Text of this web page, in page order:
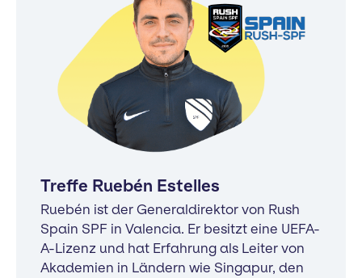
Treffe Ruebén Estelles
Ruebén ist der Generaldirektor von Rush
Spain SPF in Valencia. Er besitzt eine UEFA-
A-Lizenz und hat Erfahrung als Leiter von
Akademien in Ländern wie Singapur, den